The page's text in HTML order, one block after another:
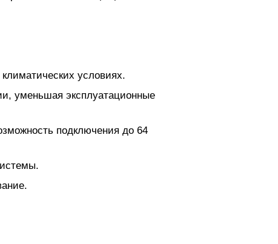
условиях.
уменьшая эксплуатационные
подключения до 64